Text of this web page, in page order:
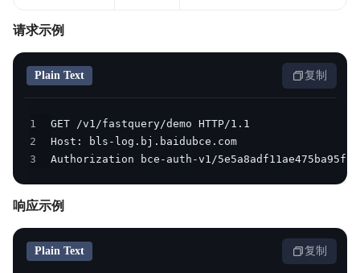
请求示例
Plain Text 复制
1
2
3
Authorization bce-auth-v1/
响应示例
Plain Text 复制